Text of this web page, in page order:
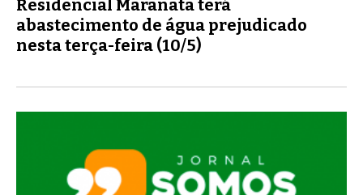
Residencial Maranata terá
abastecimento de água prejudicado
nesta terça-feira (10/5)